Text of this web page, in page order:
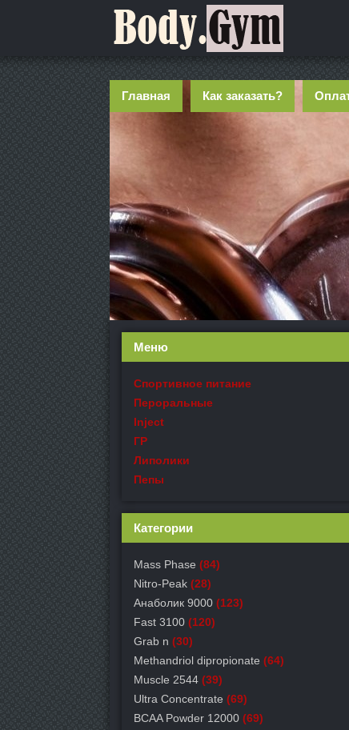
Главная Как заказать?
Меню
Спортивное питание
Пероральные
Inject
ГР
Липолики
Пепы
Категории
Mass Phase (84)
Nitro-Peak (28)
Анаболик 9000 (123)
Fast 3100 (120)
Grab n (30)
Methandriol dipropionate (64)
Muscle 2544 (39)
Ultra Concentrate (69)
BCAA Powder 12000 (69)